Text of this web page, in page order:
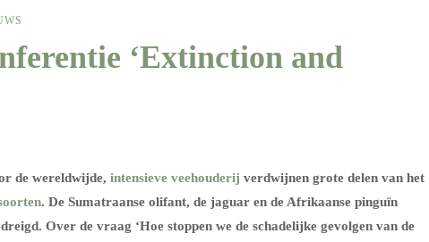
‘Extinction and
de wereldwijde, intensieve veehouderij verdwijnen grote delen van het
. De Sumatraanse olifant, de jaguar en de Afrikaanse pinguïn
Over de vraag ‘Hoe stoppen we de schadelijke gevolgen van de